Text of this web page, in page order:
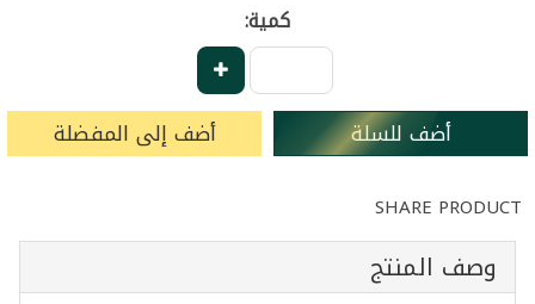
كمية:
أضف للسلة أضف إلى المفضلة
SHARE PRODUCT
وصف المنتج